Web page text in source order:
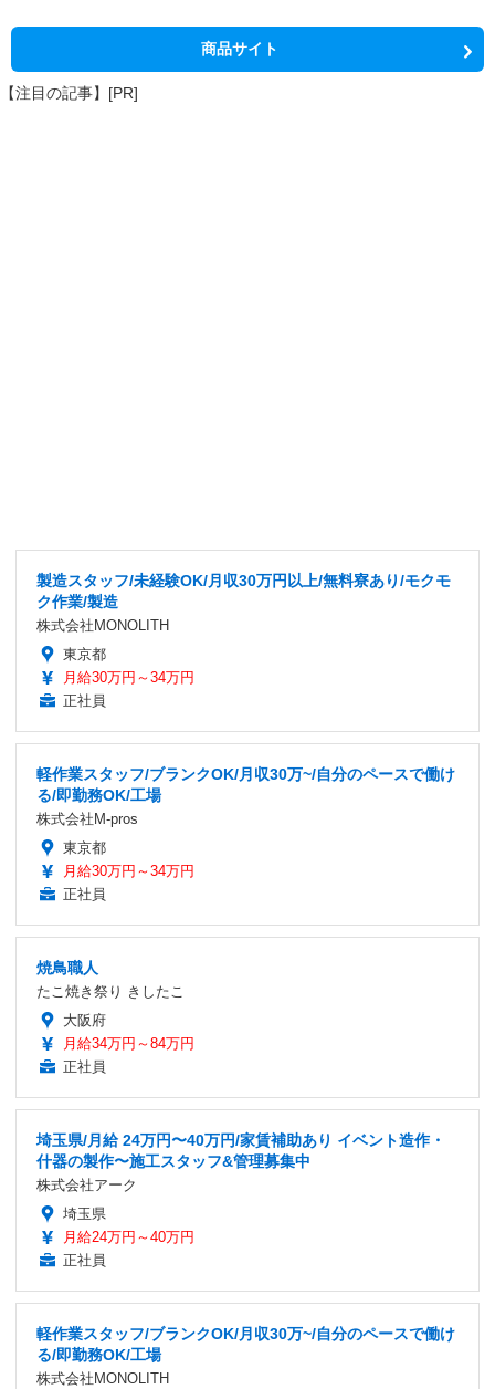
商品サイト
【注目の記事】[PR]
製造スタッフ/未経験OK/月収30万円以上/無料寮あり/モクモ
ク作業/製造
株式会社MONOLITH
東京都
月給30万円～34万円
正社員
軽作業スタッフ/ブランクOK/月収30万~/自分のペースで働け
る/即勤務OK/工場
株式会社M-pros
東京都
月給30万円～34万円
正社員
焼鳥職人
たこ焼き祭り きしたこ
大阪府
月給34万円～84万円
正社員
埼玉県/月給 24万円〜40万円/家賃補助あり イベント造作・
什器の製作〜施工スタッフ&管理募集中
株式会社アーク
埼玉県
月給24万円～40万円
正社員
軽作業スタッフ/ブランクOK/月収30万~/自分のペースで働け
る/即勤務OK/工場
株式会社MONOLITH